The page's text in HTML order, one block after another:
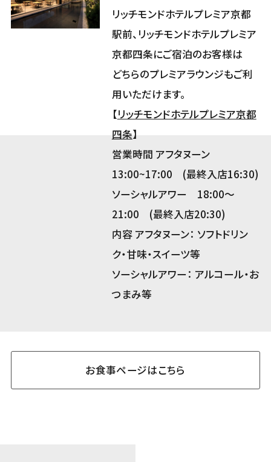
リッチモンドホテルプレミア京都
駅前、リッチモンドホテルプレミア
京都四条にご宿泊のお客様は
どちらのプレミアラウンジもご利
用いただけます。
【リッチモンドホテルプレミア京都
四条】
営業時間 アフタヌーン
13:00~17:00 (最終入店16:30)
ソーシャルアワー 18:00～
21:00 (最終入店20:30)
内容 アフタヌーン： ソフトドリン
ク・甘味・スイーツ等
ソーシャルアワー： アルコール・お
つまみ等
お食事ページはこちら